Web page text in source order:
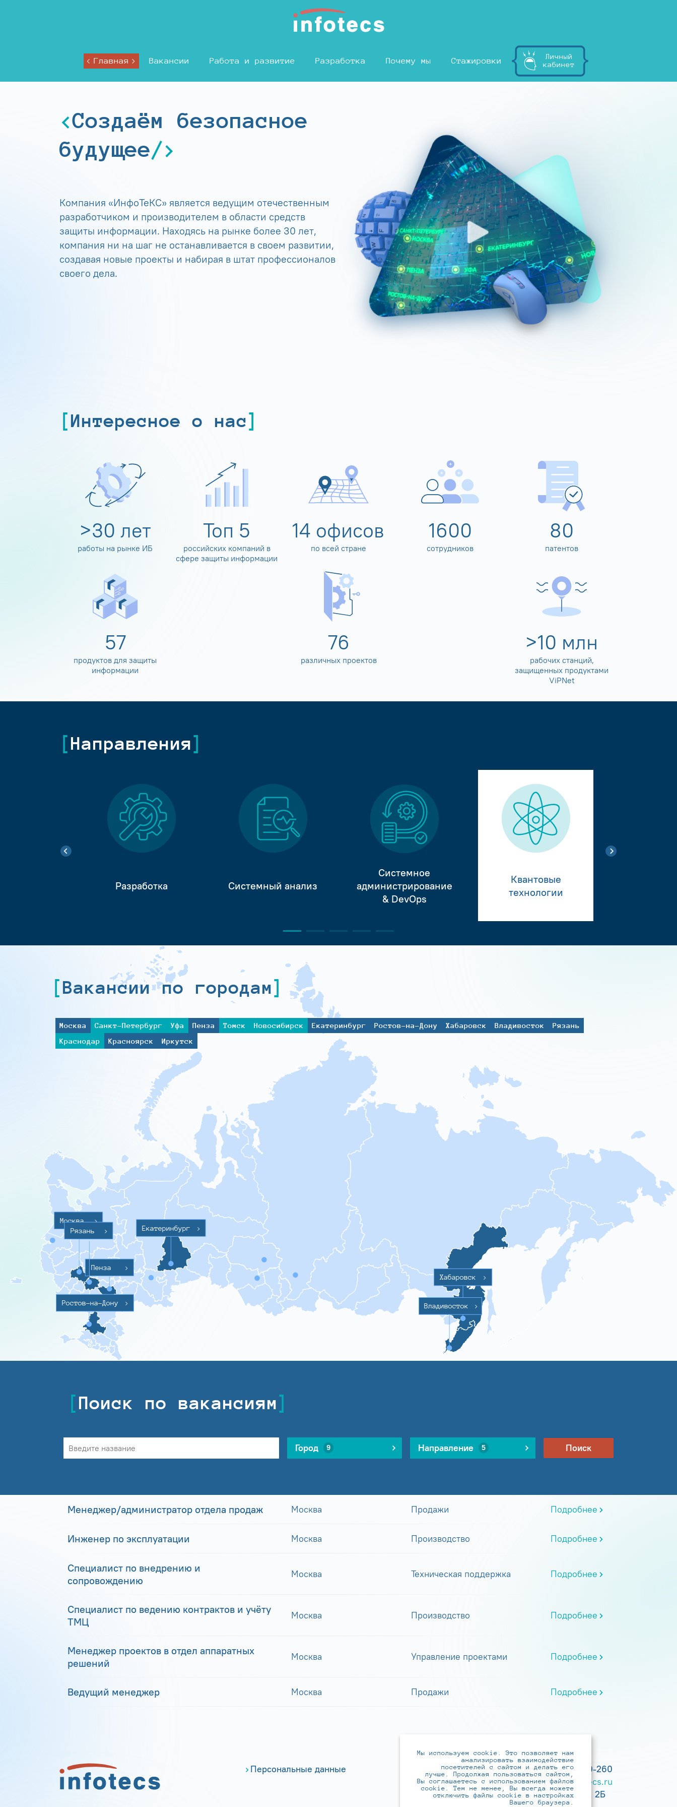
Главная Вакансии Работа и развитие Разработка Почему мы Стажировки
Личный
кабинет
Создаём безопасное
будущее
Компания «ИнфоТеКС» является ведущим отечественным
разработчиком и производителем в области средств
защиты информации. Находясь на рынке более 30 лет,
компания ни на шаг не останавливается в своем развитии,
создавая новые проекты и набирая в штат профессионалов
своего дела.
Интересное о нас
>30 лет
работы на рынке ИБ
Топ 5
российских компаний в
сфере защиты информации
14 офисов
по всей стране
1600
сотрудников
80
патентов
60
продуктов для защиты
информации
80
различных проектов
>10 млн
рабочих станций,
защищенных продуктами
ViPNet
Направления
Разработка Системный анализ
Системное
администрирование
& DevOps
Квантовые
технологии
Вакансии по городам
Москва Санкт-Петербург Уфа Пенза Томск Новосибирск Екатеринбург Ростов-на-Дону Хабаровск Владивосток
Рязань
Краснодар
Красноярск Иркутск
Москва >
Ростов-на-Дону >
Пенза >
Екатеринбург >
Хабаровск >
Владивосток >
Рязань >
Поиск по вакансиям
Город 9 Направление 5 Поиск
Менеджер/администратор отдела продаж Москва Продажи Подробнее
Инженер по эксплуатации Москва Производство Подробнее
Специалист по внедрению и
сопровождению
Москва Техническая поддержка Подробнее
Специалист по ведению контрактов и учёту
ТМЦ
Москва Производство Подробнее
Менеджер проектов в отдел аппаратных
решений
Москва Управление проектами Подробнее
Ведущий менеджер Москва Продажи Подробнее
Персональные данные
+7 (495) 737-6192, 8-800-250-0-260
practice@infotecs.ru ,hr@infotecs.ru
127273, г. Москва, Отрадная ул., 2Б
Мы используем cookie. Это позволяет нам
анализировать взаимодействие
посетителей с сайтом и делать его
лучше. Продолжая пользоваться сайтом,
Вы соглашаетесь с использованием файлов
cookie. Тем не менее, Вы всегда можете
отключить файлы cookie в настройках
Вашего браузера.